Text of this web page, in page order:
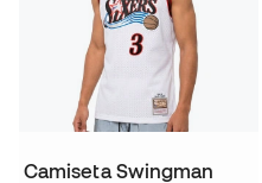
Camiseta Swingman